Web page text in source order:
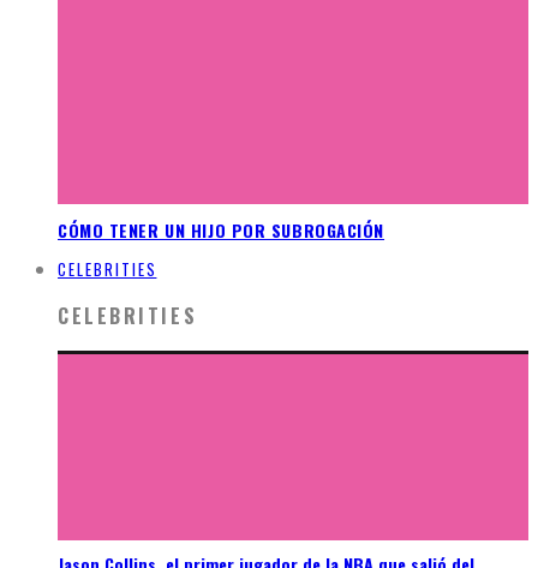
CÓMO TENER UN HIJO POR SUBROGACIÓN
CELEBRITIES
CELEBRITIES